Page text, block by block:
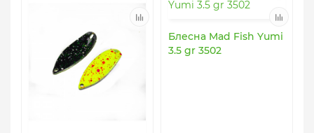
Блесна Mad Fish Yumi
3.5 gr 3502